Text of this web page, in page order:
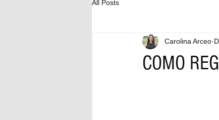
All Posts
COMO
Carolina Arceo